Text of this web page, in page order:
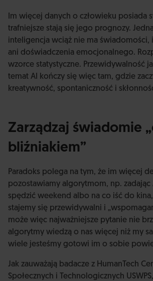
Im więcej danych o człowieku posiada
trafniejsze stają się jego prognozy.
inteligencja wciąż nie ma świadomości,
ani doświadczenia emocjonalnego.
wzorce statystyczne. Przewidywalność
temat AI kończy się więc tam, gdzie
kreatywność, spontaniczność i
Zarządzaj świadomie
bliźniakiem”
Paradoks polega na tym, że im więcej
pozostawiamy algorytmom, np. zadając
spędzić weekend albo na co iść do
stajemy się przewidywalni i
może więc najważniejsze pytanie nie
algorytmy wiedzą o nas więcej niż my
wiele jesteśmy gotowi im o sobie
Jak zauważają badacze z HumanTech
Społecznych i Technologicznych